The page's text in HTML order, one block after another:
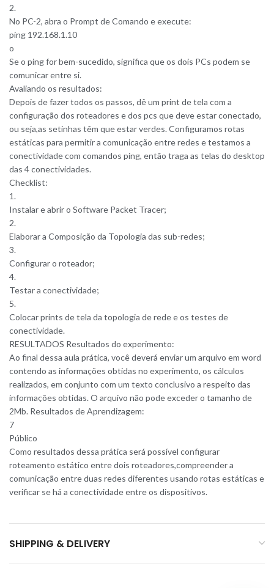
2.
No PC-2, abra o Prompt de Comando e execute:
ping 192.168.1.10
o
Se o ping for bem-sucedido, significa que os dois PCs podem se
comunicar entre si.
Avaliando os resultados:
Depois de fazer todos os passos, dê um print de tela com a
configuração dos roteadores e dos pcs que deve estar conectado,
ou seja,as setinhas têm que estar verdes. Configuramos rotas
estáticas para permitir a comunicação entre redes e testamos a
conectividade com comandos ping, então traga as telas do desktop
das 4 conectividades.
Checklist:
1.
Instalar e abrir o Software Packet Tracer;
2.
Elaborar a Composição da Topologia das sub-redes;
3.
Configurar o roteador;
4.
Testar a conectividade;
5.
Colocar prints de tela da topologia de rede e os testes de
conectividade.
RESULTADOS Resultados do experimento:
Ao final dessa aula prática, você deverá enviar um arquivo em word
contendo as informações obtidas no experimento, os cálculos
realizados, em conjunto com um texto conclusivo a respeito das
informações obtidas. O arquivo não pode exceder o tamanho de
2Mb. Resultados de Aprendizagem:
7
Público
Como resultados dessa prática será possível configurar
roteamento estático entre dois roteadores,compreender a
comunicação entre duas redes diferentes usando rotas estáticas e
verificar se há a conectividade entre os dispositivos.
SHIPPING & DELIVERY